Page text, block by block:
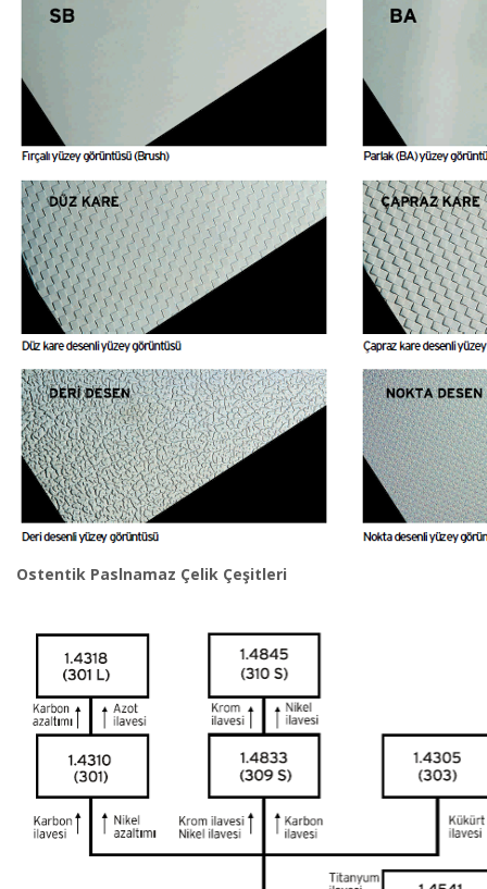
Ostentik Paslnamaz Çelik Çeşitleri